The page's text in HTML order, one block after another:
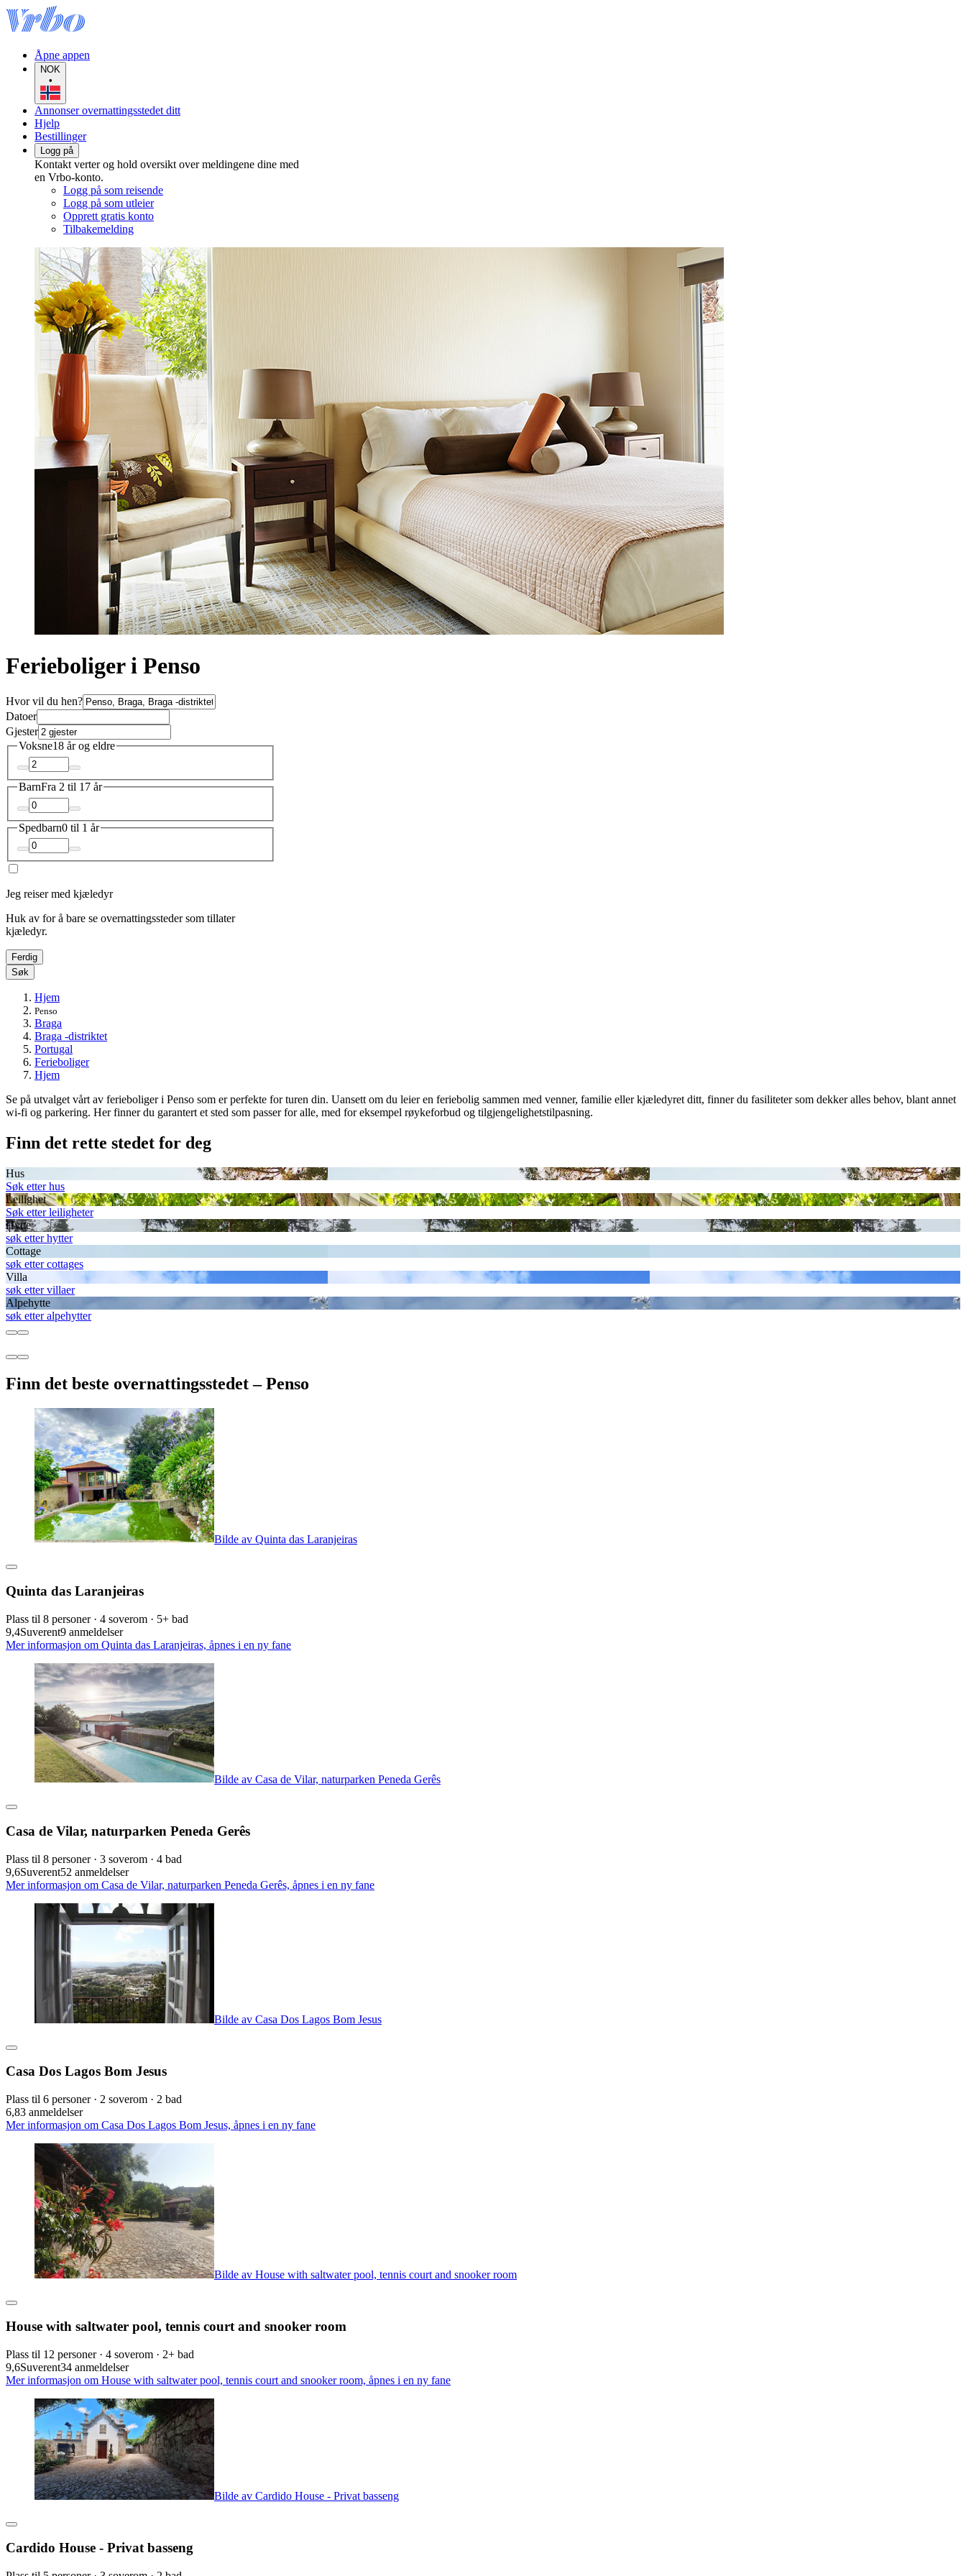
Åpne appen
NOK
•
Annonser overnattingsstedet ditt
Hjelp
Bestillinger
Logg på
Kontakt verter og hold oversikt over meldingene dine med
en Vrbo-konto.
Logg på som reisende
Logg på som utleier
Opprett gratis konto
Tilbakemelding
Ferieboliger i Penso
Hvor vil du hen?
Datoer
Gjester
Voksne18 år og eldre
BarnFra 2 til 17 år
Spedbarn0 til 1 år
Jeg reiser med kjæledyr
Huk av for å bare se overnattingssteder som tillater
kjæledyr.
Ferdig
Søk
Hjem
Penso
Braga
Braga -distriktet
Portugal
Ferieboliger
Hjem
Se på utvalget vårt av ferieboliger i Penso som er perfekte for turen din. Uansett om du leier en feriebolig sammen med venner, familie eller kjæledyret ditt, finner du fasiliteter som dekker alles behov, blant annet
wi-fi og parkering. Her finner du garantert et sted som passer for alle, med for eksempel røykeforbud og tilgjengelighetstilpasning.
Finn det rette stedet for deg
Hus
Søk etter hus
Leilighet
Søk etter leiligheter
Hytte
søk etter hytter
Cottage
søk etter cottages
Villa
søk etter villaer
Alpehytte
søk etter alpehytter
Finn det beste overnattingsstedet – Penso
Bilde av Quinta das Laranjeiras
Quinta das Laranjeiras
Plass til 8 personer · 4 soverom · 5+ bad
9,4Suverent9 anmeldelser
Mer informasjon om Quinta das Laranjeiras, åpnes i en ny fane
Bilde av Casa de Vilar, naturparken Peneda Gerês
Casa de Vilar, naturparken Peneda Gerês
Plass til 8 personer · 3 soverom · 4 bad
9,6Suverent52 anmeldelser
Mer informasjon om Casa de Vilar, naturparken Peneda Gerês, åpnes i en ny fane
Bilde av Casa Dos Lagos Bom Jesus
Casa Dos Lagos Bom Jesus
Plass til 6 personer · 2 soverom · 2 bad
6,83 anmeldelser
Mer informasjon om Casa Dos Lagos Bom Jesus, åpnes i en ny fane
Bilde av House with saltwater pool, tennis court and snooker room
House with saltwater pool, tennis court and snooker room
Plass til 12 personer · 4 soverom · 2+ bad
9,6Suverent34 anmeldelser
Mer informasjon om House with saltwater pool, tennis court and snooker room, åpnes i en ny fane
Bilde av Cardido House - Privat basseng
Cardido House - Privat basseng